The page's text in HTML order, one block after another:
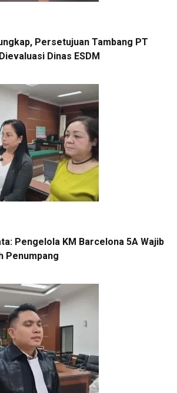
Persetujuan Tambang PT
Dinas ESDM
Pengelola KM Barcelona 5A Wajib
Penumpang